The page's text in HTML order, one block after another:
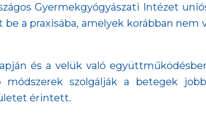
Gyermekgyógyászati Intézet
a praxisába, amelyek korábban nem
és a velük való
szolgálják a betegek
érintett.